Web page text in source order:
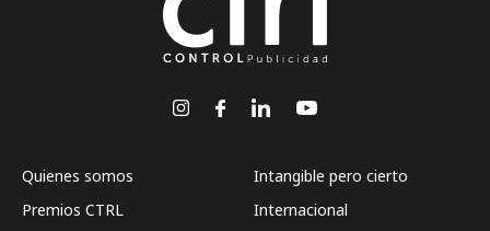
Quienes somos
Premios CTRL
Intangible pero cierto
Internacional